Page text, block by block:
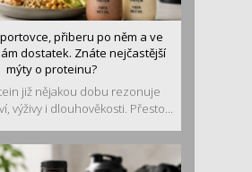
přiberu po něm a ve
dostatek. Znáte nejčastější
mýty o proteinu?
již nějakou dobu rezonuje
výživy i dlouhověkosti. Přesto...